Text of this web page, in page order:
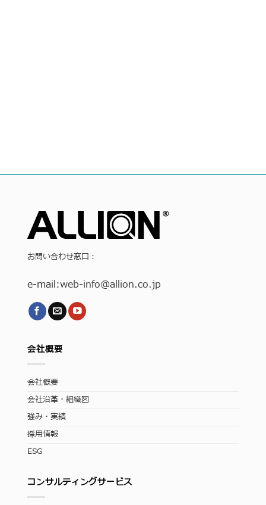
お問い合わせ窓口：
e-mail:web-info@allion.co.jp
会社概要
会社概要
会社沿革・組織図
強み・実績
採用情報
ESG
コンサルティングサービス